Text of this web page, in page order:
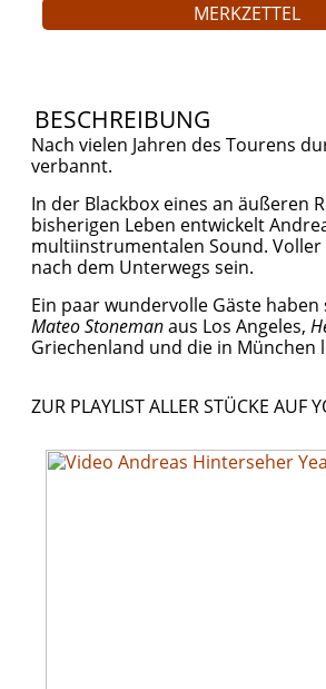
MERKZETTEL
BESCHREIBUNG
Nach vielen Jahren des Tourens
verbannt.
In der Blackbox eines an äußeren
bisherigen Leben entwickelt
multiinstrumentalen Sound.
nach dem Unterwegs sein.
Ein paar wundervolle Gäste
Mateo Stonemanaus Los Angeles,
Griechenland und die in
ZUR PLAYLIST ALLER STÜCKE AUF